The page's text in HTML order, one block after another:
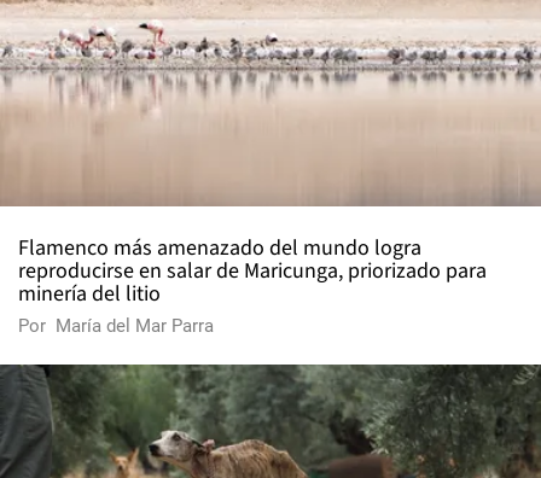
Flamenco más amenazado del mundo logra
reproducirse en salar de Maricunga, priorizado para
minería del litio
Por María del Mar Parra